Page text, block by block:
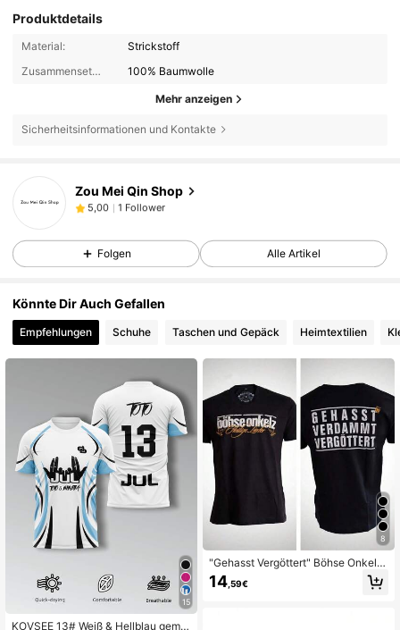
Produktdetails
Material:
Strickstoff
Zusammensetzung:
100% Baumwolle
Mehr anzeigen
Sicherheitsinformationen und Kontakte
Zou Mei Qin Shop
5,00
1 Follower
t***6 istVor 1 Tag
Folgen Alle Artikel
Könnte Dir Auch Gefallen
Empfehlungen Schuhe Taschen und Gepäck Heimtextilien
15
KOVSEE 13# Weiß & Hellblau gemu
8
"Gehasst Vergöttert" Böhse Onkelz
Tribute Cotton T-Shirt, Loose Fit for
Rock Music Fashion Women And M
14,59€